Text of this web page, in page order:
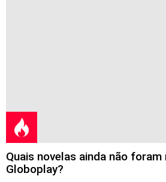
Quais novelas ainda não
Globoplay?